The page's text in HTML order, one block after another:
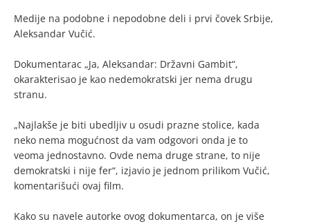
Medije na podobne i nepodobne deli i prvi čovek Srbije,
Aleksandar Vučić.
Dokumentarac „Ja, Aleksandar: Državni Gambit“,
okarakterisao je kao nedemokratski jer nema drugu
stranu.
„Najlakše je biti ubedljiv u osudi prazne stolice, kada
neko nema mogućnost da vam odgovori onda je to
veoma jednostavno. Ovde nema druge strane, to nije
demokratski i nije fer“, izjavio je jednom prilikom Vučić,
komentarišući ovaj film.
Kako su navele autorke ovog dokumentarca, on je više